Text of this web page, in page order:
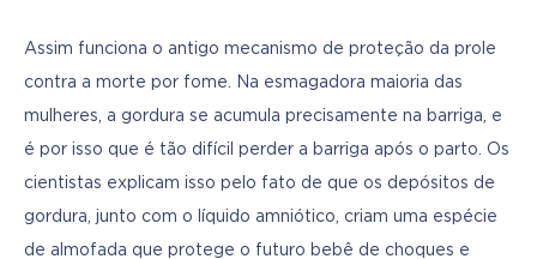
Assim funciona o antigo mecanismo de proteção da prole
contra a morte por fome. Na esmagadora maioria das
mulheres, a gordura se acumula precisamente na barriga, e
é por isso que é tão difícil perder a barriga após o parto. Os
cientistas explicam isso pelo fato de que os depósitos de
gordura, junto com o líquido amniótico, criam uma espécie
de almofada que protege o futuro bebê de choques e